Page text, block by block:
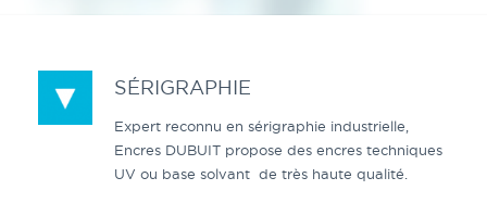
SÉRIGRAPHIE
Expert reconnu en sérigraphie industrielle,
Encres DUBUIT propose des encres techniques
UV ou base solvant de très haute qualité.